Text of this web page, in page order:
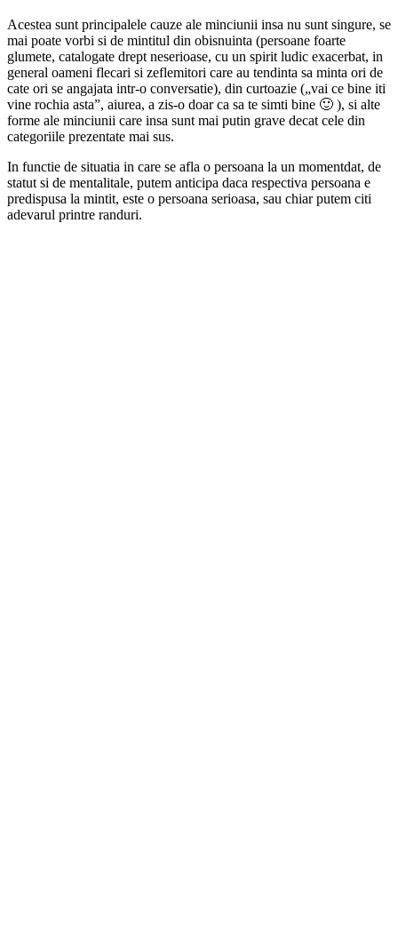
Acestea sunt principalele cauze ale minciunii insa nu sunt singure, se
mai poate vorbi si de mintitul din obisnuinta (persoane foarte
glumete, catalogate drept neserioase, cu un spirit ludic exacerbat, in
general oameni flecari si zeflemitori care au tendinta sa minta ori de
cate ori se angajata intr-o conversatie), din curtoazie („vai ce bine iti
vine rochia asta”, aiurea, a zis-o doar ca sa te simti bine 🙂 ), si alte
forme ale minciunii care insa sunt mai putin grave decat cele din
categoriile prezentate mai sus.
In functie de situatia in care se afla o persoana la un momentdat, de
statut si de mentalitale, putem anticipa daca respectiva persoana e
predispusa la mintit, este o persoana serioasa, sau chiar putem citi
adevarul printre randuri.